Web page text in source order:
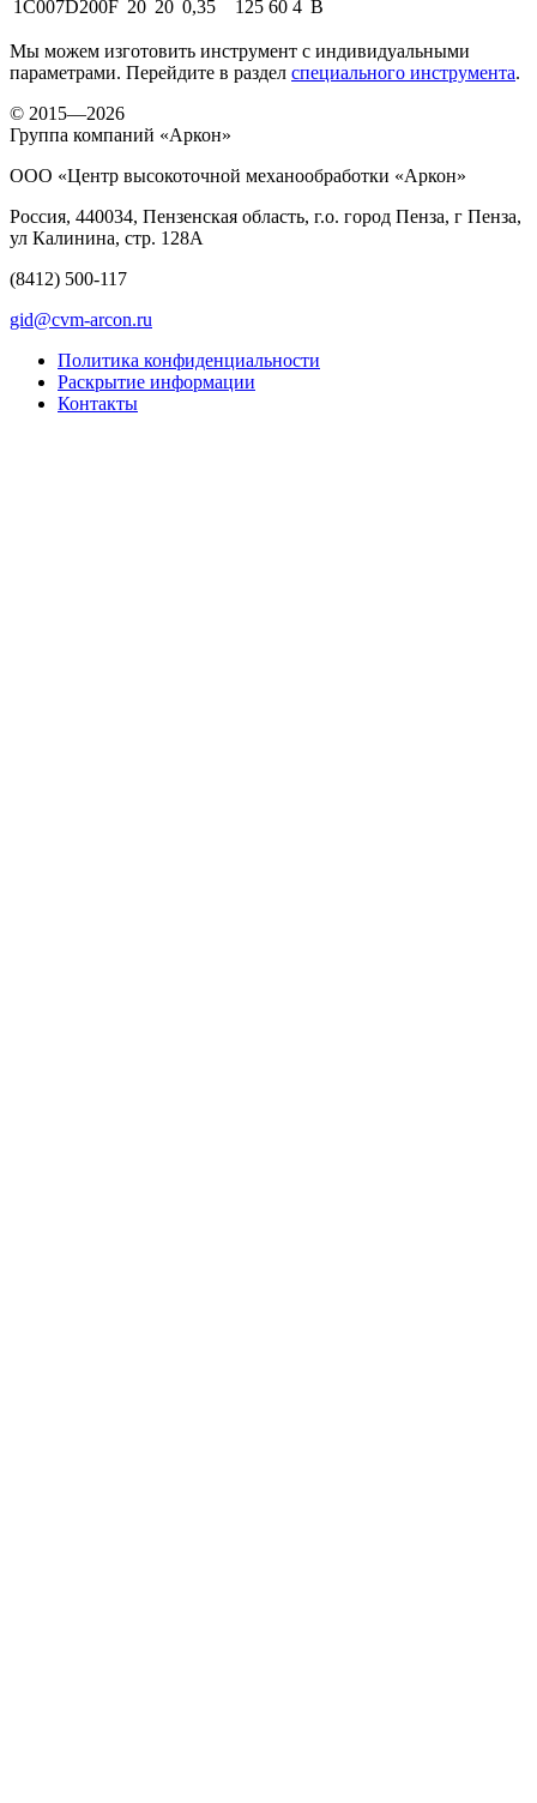
1C007D200F 20 20 0,35 125 60 4 B
Мы можем изготовить инструмент с индивидуальными
параметрами. Перейдите в раздел специального инструмента.
© 2015—2026
Группа компаний «Аркон»
ООО «Центр высокоточной механообработки «Аркон»
Россия, 440034, Пензенская область, г.о. город Пенза, г Пенза,
ул Калинина, стр. 128А
(8412) 500-117
gid@cvm-arcon.ru
Политика конфиденциальности
Раскрытие информации
Контакты